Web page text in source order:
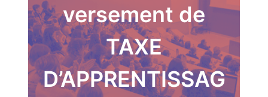
versement de
TAXE
D’APPRENTISSAG